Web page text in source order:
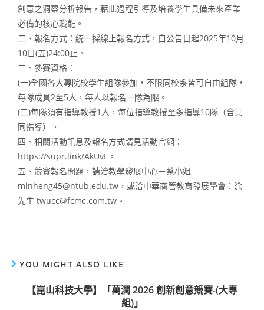
創意之洞察分析報告，藉此過程引導及培養學生具備未來產業
必備的核心職能。
二、報名方式：統一採線上報名方式，自公告日起2025年10月
10日(五)24:00止。
三、參賽資格：
(一)全國各大專院校學生組隊參加，不限同校系皆可自由組隊，
每隊成員2至5人，每人以報名一隊為限。
(二)每隊須有指導教授1人，每位指導教授至多指導10隊（含共
同指導）。
四、相關活動訊息及報名方式請見活動官網：
https://supr.link/AkUvL。
五、競賽報名問題，請洽教學發展中心－蔡小姐
minheng45@ntub.edu.tw，或洽中華商管教育發展學會：涂
先生 twucc@fcmc.com.tw。
YOU MIGHT ALSO LIKE
【崑山科技大學】「萬潤 2026 創新創意競賽-(大專
組)」